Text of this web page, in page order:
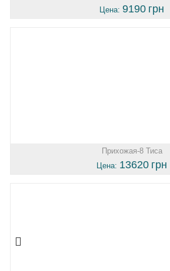
Цена: 9190 грн
Прихожая-8 Тиса
Цена: 13620 грн